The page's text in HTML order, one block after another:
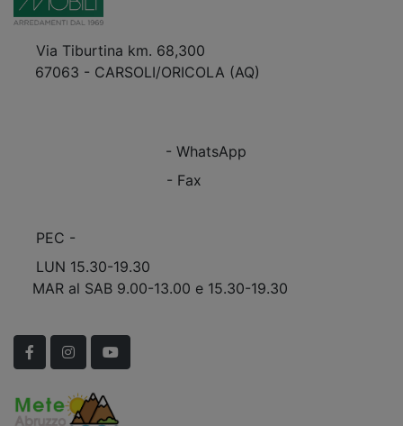
Via Tiburtina km. 68,300
67063 - CARSOLI/ORICOLA (AQ)
- WhatsApp
- Fax
PEC -
LUN 15.30-19.30
MAR al SAB 9.00-13.00 e 15.30-19.30
FacebookInstagramYouTube